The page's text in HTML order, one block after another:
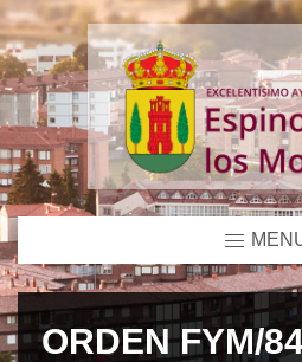
ORDEN FYM/